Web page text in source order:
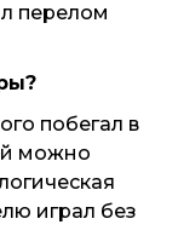
перелом
побегал в
можно
играл без